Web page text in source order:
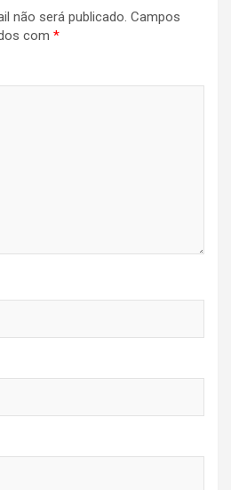
não será publicado. Campos
com *